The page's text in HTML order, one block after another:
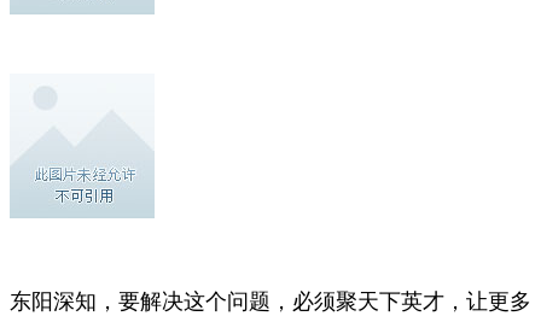
东阳深知，要解决这个问题，必须聚天下英才，让更多